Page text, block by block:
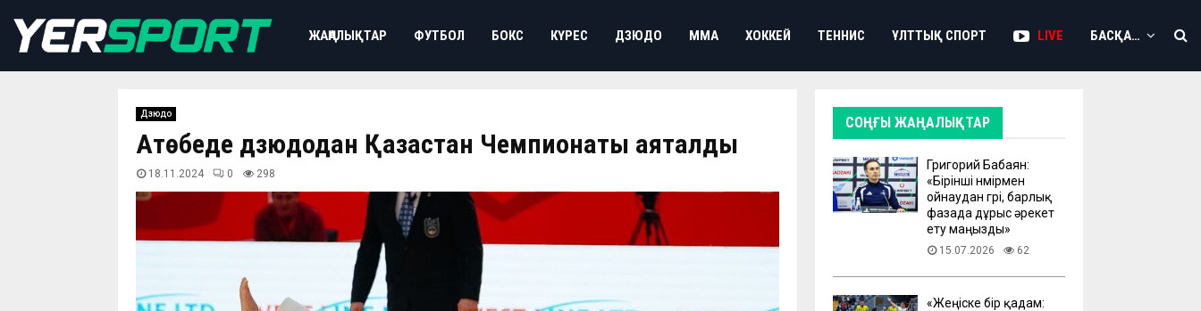
ЖАҢАЛЫҚТАР ФУТБОЛ БОКС КҮРЕС ДЗЮДО ММА ХОККЕЙ ТЕННИС ҰЛТТЫҚ СПОРТ LIVE БАСҚА…
Дзюдо
Ақтөбеде дзюдодан Қазақстан Чемпионаты аяқталды
18.11.2024 0 298
СОҢҒЫ ЖАҢАЛЫҚТАР
Григорий Бабаян:
«Бірінші нөмірмен
ойнаудан гөрі, барлық
фазада дұрыс әрекет
ету маңызды»
15.07.2026 62
«Жеңіске бір қадам: